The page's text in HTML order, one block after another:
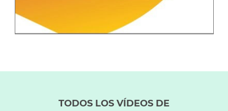
TODOS LOS VÍDEOS DE